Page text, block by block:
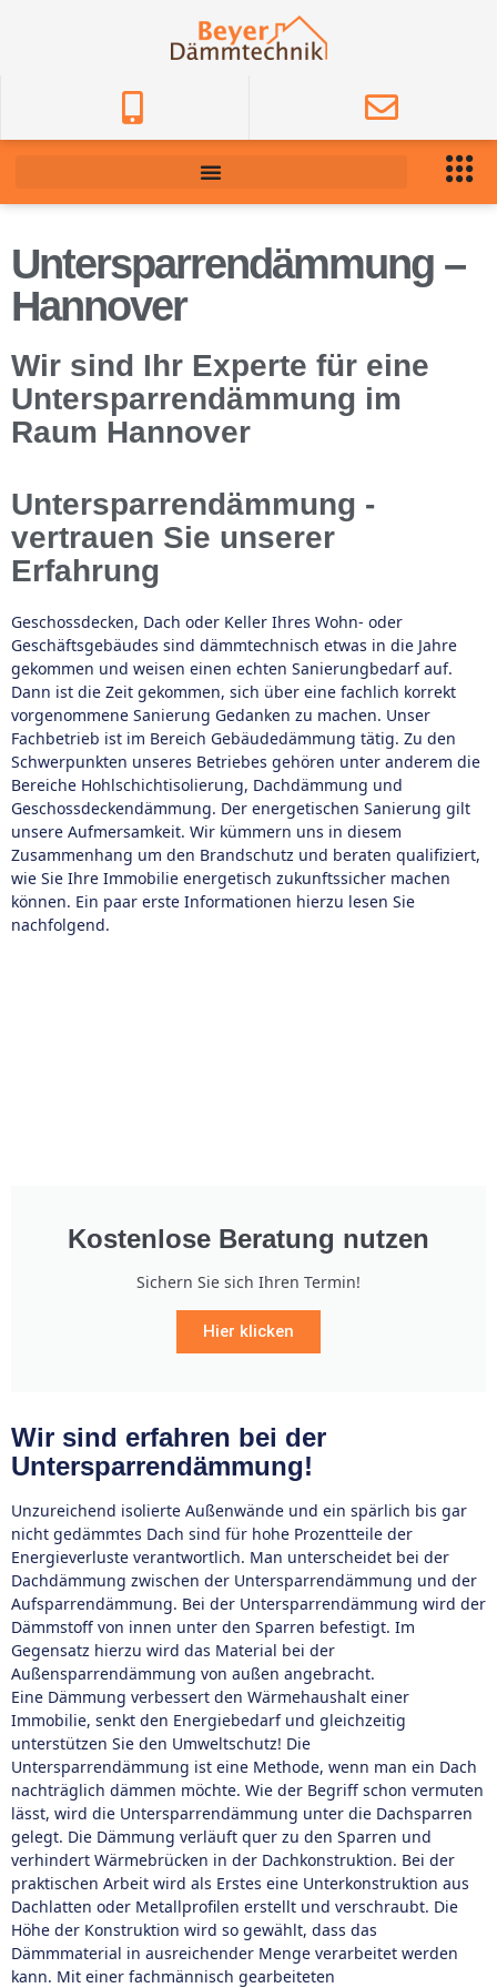
Untersparrendämmung –
Hannover
Wir sind Ihr Experte für eine
Untersparrendämmung im
Raum Hannover
Untersparrendämmung -
vertrauen Sie unserer
Erfahrung
Geschossdecken, Dach oder Keller Ihres Wohn- oder
Geschäftsgebäudes sind dämmtechnisch etwas in die Jahre
gekommen und weisen einen echten Sanierungbedarf auf.
Dann ist die Zeit gekommen, sich über eine fachlich korrekt
vorgenommene Sanierung Gedanken zu machen. Unser
Fachbetrieb ist im Bereich Gebäudedämmung tätig. Zu den
Schwerpunkten unseres Betriebes gehören unter anderem die
Bereiche Hohlschichtisolierung, Dachdämmung und
Geschossdeckendämmung. Der energetischen Sanierung gilt
unsere Aufmersamkeit. Wir kümmern uns in diesem
Zusammenhang um den Brandschutz und beraten qualifiziert,
wie Sie Ihre Immobilie energetisch zukunftssicher machen
können. Ein paar erste Informationen hierzu lesen Sie
nachfolgend.
Kostenlose Beratung nutzen
Sichern Sie sich Ihren Termin!
Hier klicken
Wir sind erfahren bei der
Untersparrendämmung!
Unzureichend isolierte Außenwände und ein spärlich bis gar
nicht gedämmtes Dach sind für hohe Prozentteile der
Energieverluste verantwortlich. Man unterscheidet bei der
Dachdämmung zwischen der Untersparrendämmung und der
Aufsparrendämmung. Bei der Untersparrendämmung wird der
Dämmstoff von innen unter den Sparren befestigt. Im
Gegensatz hierzu wird das Material bei der
Außensparrendämmung von außen angebracht.
Eine Dämmung verbessert den Wärmehaushalt einer
Immobilie, senkt den Energiebedarf und gleichzeitig
unterstützen Sie den Umweltschutz! Die
Untersparrendämmung ist eine Methode, wenn man ein Dach
nachträglich dämmen möchte. Wie der Begriff schon vermuten
lässt, wird die Untersparrendämmung unter die Dachsparren
gelegt. Die Dämmung verläuft quer zu den Sparren und
verhindert Wärmebrücken in der Dachkonstruktion. Bei der
praktischen Arbeit wird als Erstes eine Unterkonstruktion aus
Dachlatten oder Metallprofilen erstellt und verschraubt. Die
Höhe der Konstruktion wird so gewählt, dass das
Dämmmaterial in ausreichender Menge verarbeitet werden
kann. Mit einer fachmännisch gearbeiteten